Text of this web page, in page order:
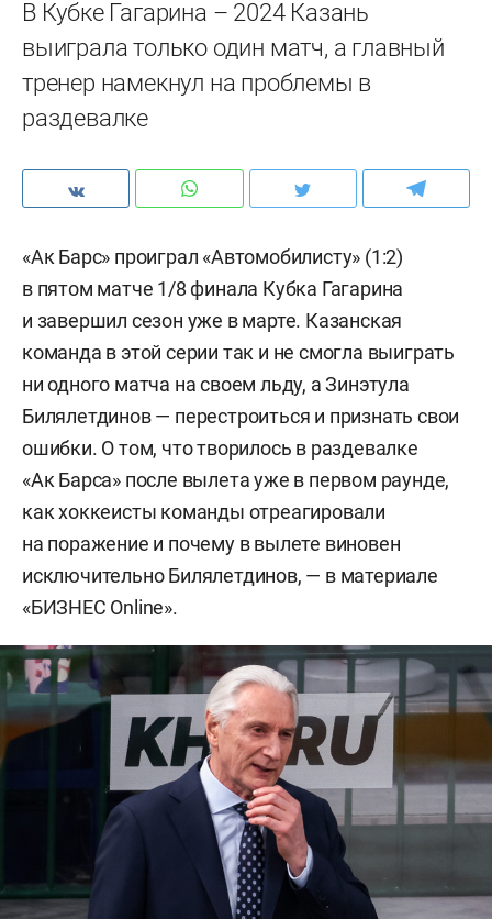
В Кубке Гагарина – 2024 Казань
выиграла только один матч, а главный
тренер намекнул на проблемы в
раздевалке
«Ак Барс» проиграл «Автомобилисту» (1:2)
в пятом матче 1/8 финала Кубка Гагарина
и завершил сезон уже в марте. Казанская
команда в этой серии так и не смогла выиграть
ни одного матча на своем льду, а Зинэтула
Билялетдинов — перестроиться и признать свои
ошибки. О том, что творилось в раздевалке
«Ак Барса» после вылета уже в первом раунде,
как хоккеисты команды отреагировали
на поражение и почему в вылете виновен
исключительно Билялетдинов, — в материале
«БИЗНЕС Online».